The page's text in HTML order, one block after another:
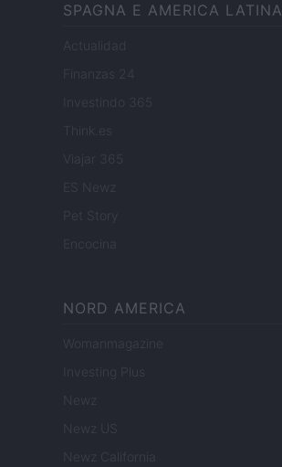
SPAGNA E AMERICA LATINA
Actualidad
Finanzas 24
Investindo 365
Think.es
Viajar 365
ES Newz
Encocina
NORD AMERICA
Womanmagazine
Investing Plus
Newz
Newz US
Newz California